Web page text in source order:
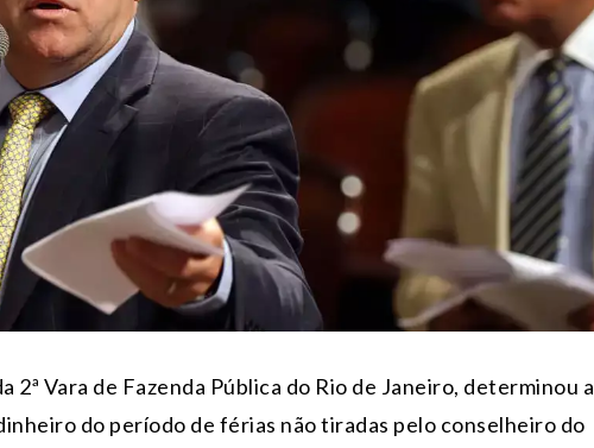
2ª Vara de Fazenda Pública do Rio de Janeiro, determinou a
do período de férias não tiradas pelo conselheiro do